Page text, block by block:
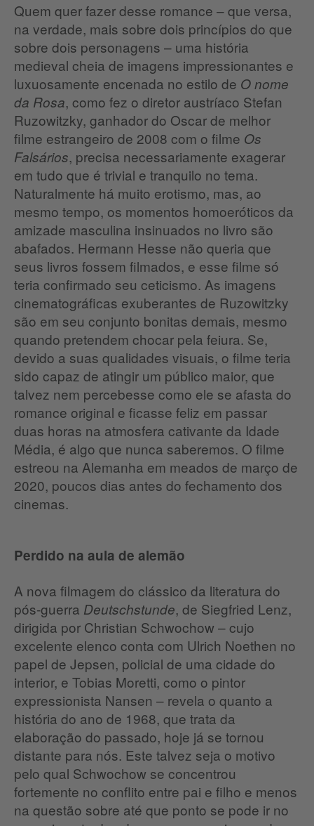
Quem quer fazer desse romance – que versa,
na verdade, mais sobre dois princípios do que
sobre dois personagens – uma história
medieval cheia de imagens impressionantes e
luxuosamente encenada no estilo de O nome
da Rosa, como fez o diretor austríaco Stefan
Ruzowitzky, ganhador do Oscar de melhor
filme estrangeiro de 2008 com o filme Os
Falsários, precisa necessariamente exagerar
em tudo que é trivial e tranquilo no tema.
Naturalmente há muito erotismo, mas, ao
mesmo tempo, os momentos homoeróticos da
amizade masculina insinuados no livro são
abafados. Hermann Hesse não queria que
seus livros fossem filmados, e esse filme só
teria confirmado seu ceticismo. As imagens
cinematográficas exuberantes de Ruzowitzky
são em seu conjunto bonitas demais, mesmo
quando pretendem chocar pela feiura. Se,
devido a suas qualidades visuais, o filme teria
sido capaz de atingir um público maior, que
talvez nem percebesse como ele se afasta do
romance original e ficasse feliz em passar
duas horas na atmosfera cativante da Idade
Média, é algo que nunca saberemos. O filme
estreou na Alemanha em meados de março de
2020, poucos dias antes do fechamento dos
cinemas.
Perdido na aula de alemão
A nova filmagem do clássico da literatura do
pós-guerra Deutschstunde, de Siegfried Lenz,
dirigida por Christian Schwochow – cujo
excelente elenco conta com Ulrich Noethen no
papel de Jepsen, policial de uma cidade do
interior, e Tobias Moretti, como o pintor
expressionista Nansen – revela o quanto a
história do ano de 1968, que trata da
elaboração do passado, hoje já se tornou
distante para nós. Este talvez seja o motivo
pelo qual Schwochow se concentrou
fortemente no conflito entre pai e filho e menos
na questão sobre até que ponto se pode ir no